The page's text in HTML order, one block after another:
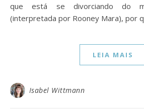
que está se divorciando do
(interpretada por Rooney Mara), por
LEIA MAIS
Isabel Wittmann